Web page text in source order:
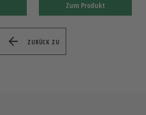
Zum Produkt
ZURÜCK ZU